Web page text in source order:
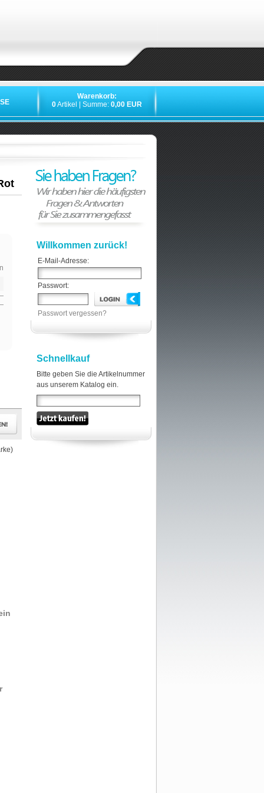
Warenkorb:
0Artikel | Summe: 0,00 EUR
Willkommen zurück!
E-Mail-Adresse:
Passwort:
Passwort vergessen?
Schnellkauf
Bitte geben Sie die Artikelnummer
aus unserem Katalog ein.